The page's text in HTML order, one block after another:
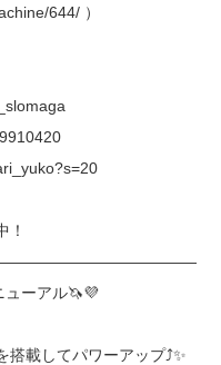
644/ ）
！
ューアル🦄💜
搭載してパワーアップ⤴︎✨